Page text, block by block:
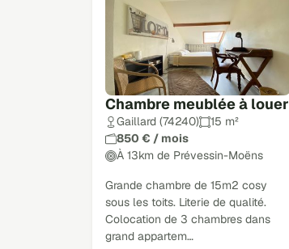
Chambre meublée à louer
Gaillard (74240)
15 m²
850 € / mois
À 13km de Prévessin-Moëns
Grande chambre de 15m2 cosy
sous les toits. Literie de qualité.
Colocation de 3 chambres dans
grand appartem…